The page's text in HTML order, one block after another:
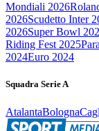
Mondiali 2026
2026Scudetto Inter
2026Super Bowl
Riding Fest 2025
2024Euro 2024
Squadra Serie A
AtalantaBologna